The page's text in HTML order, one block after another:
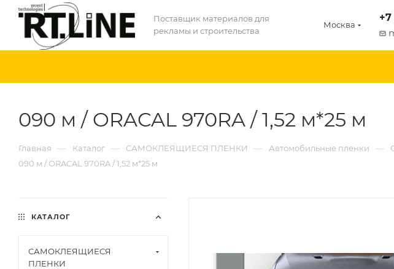
Поставщик материалов для
рекламы и строительства
Москва
090 м / ORACAL 970RA / 1,52 м*25 м
Главная — Каталог — САМОКЛЕЯЩИЕСЯ ПЛЕНКИ — Автомобильные пленки —
090 м / ORACAL 970RA / 1,52 м*25 м
КАТАЛОГ
САМОКЛЕЯЩИЕСЯ
ПЛЕНКИ